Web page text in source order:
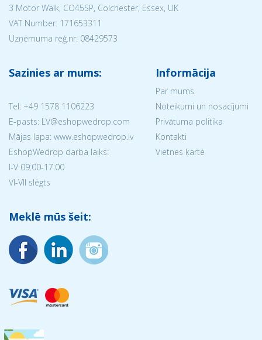
3 Motor Walk, CO45SP, Colchester, Essex, UK
VAT Number: 171653311
Uzņēmuma reģ.nr: 08429573
Sazinies ar mums:
Tel: +49 1578 1106223
E-pasts: LV@eshopwedrop.com
Mājas lapa: www.eshopwedrop.lv
EshopWedrop darba laiks:
I-V 09:00-17:00
VI-VII slēgts
Informācija
Par mums
Noteikumi un nosacījumi
Privātuma politika
Kontakti
Vietnes karte
Meklē mūs šeit: